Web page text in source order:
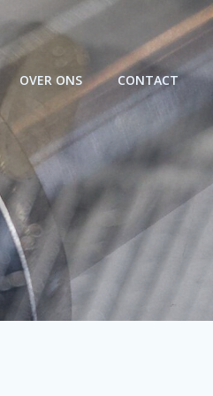
OVER ONS CONTACT